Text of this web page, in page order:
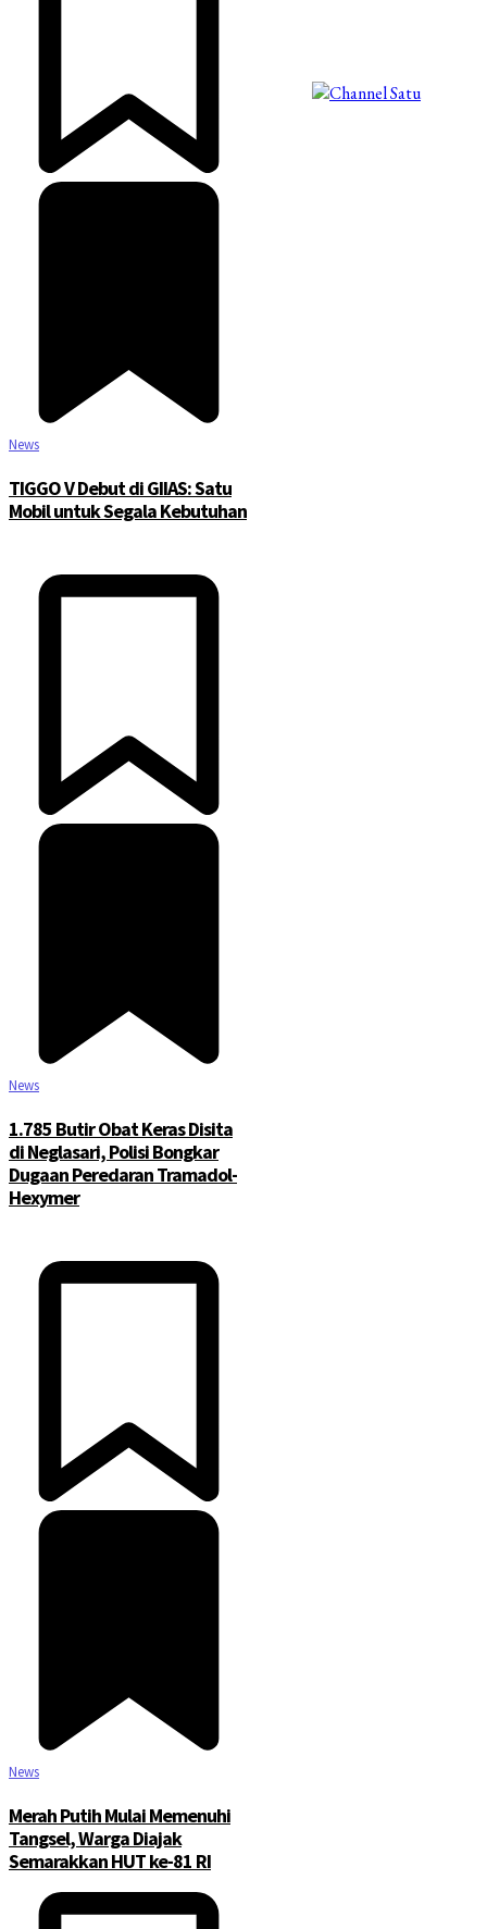
News
TIGGO V Debut di GIIAS: Satu
Mobil untuk Segala Kebutuhan
News
1.785 Butir Obat Keras Disita
di Neglasari, Polisi Bongkar
Dugaan Peredaran Tramadol-
Hexymer
News
Merah Putih Mulai Memenuhi
Tangsel, Warga Diajak
Semarakkan HUT ke-81 RI